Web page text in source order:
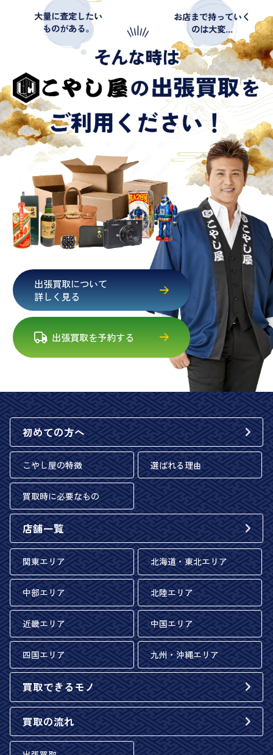
出張買取について
詳しく見る
出張買取を予約する
初めての方へ
こやし屋の特徴 選ばれる理由
買取時に必要なもの
店舗一覧
関東エリア 北海道・東北エリア
中部エリア 北陸エリア
近畿エリア 中国エリア
四国エリア 九州・沖縄エリア
買取できるモノ
買取の流れ